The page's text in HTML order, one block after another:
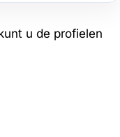
u de profielen